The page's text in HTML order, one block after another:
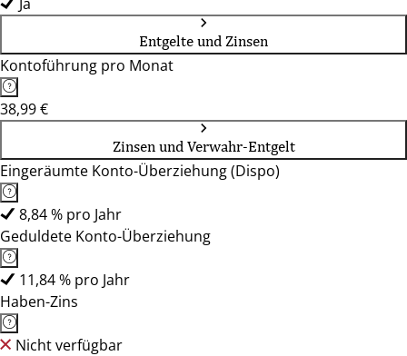
Entgelte und Zinsen
Kontoführung pro Monat
38,99 €
Zinsen und Verwahr-Entgelt
Eingeräumte Konto-Überziehung (Dispo)
8,84 % pro Jahr
Geduldete Konto-Überziehung
11,84 % pro Jahr
Haben-Zins
Nicht verfügbar